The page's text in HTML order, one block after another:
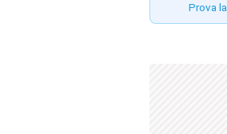
Prova la